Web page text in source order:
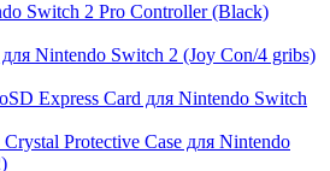
Switch 2 Pro Controller (Black)
Nintendo Switch 2 (Joy Con/4 gribs)
Express Card для Nintendo Switch
Protective Case для Nintendo